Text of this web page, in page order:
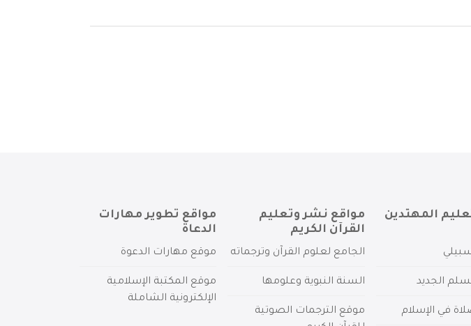
المهتدين
الجديد
في الإسلام
مواقع نشر وتعليم
القرآن الكريم
الجامع لعلوم القرآن وترجماته
السنة النبوية وعلومها
موقع الترجمات الصوتية
مواقع تطوير مهارات
الدعاة
موقع مهارات الدعوة
موقع المكتبة الإسلامية
الإلكترونية الشاملة